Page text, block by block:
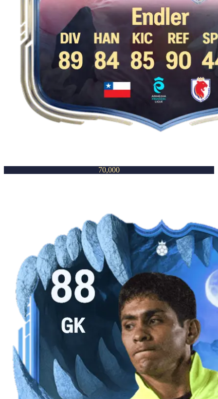
70,000